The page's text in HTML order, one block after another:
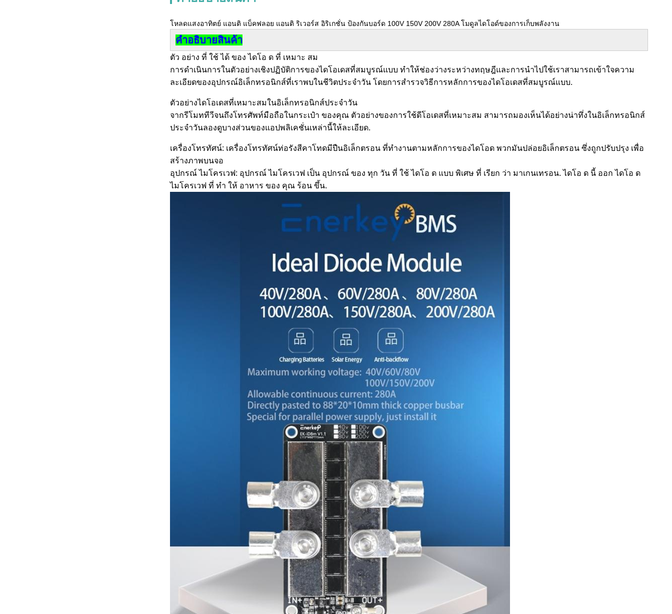
โหลดแสงอาทิตย์ แอนติ แบ็คฟลอย แอนติ ริเวอร์ส อิริเกชั่น ป้องกันบอร์ด 100V 150V 200V 280A โมดูลไดโอด์ของการเก็บพลังงาน
คําอธิบายสินค้า
ตัว อย่าง ที่ ใช้ ได้ ของ ไดโอ ด ที่ เหมาะ สม
การดําเนินการในตัวอย่างเชิงปฏิบัติการของไดโอเดสที่สมบูรณ์แบบ ทําให้ช่องว่างระหว่างทฤษฎีและการนําไปใช้เราสามารถเข้าใจความ
ละเอียดของอุปกรณ์อิเล็กทรอนิกส์ที่เราพบในชีวิตประจําวัน โดยการสํารวจวิธีการหลักการของไดโอเดสที่สมบูรณ์แบบ.
ตัวอย่างไดโอเดสที่เหมาะสมในอิเล็กทรอนิกส์ประจําวัน
จากรีโมททีวีจนถึงโทรศัพท์มือถือในกระเป๋า ของคุณ ตัวอย่างของการใช้ดีโอเดสที่เหมาะสม สามารถมองเห็นได้อย่างน่าทึ่งในอิเล็กทรอนิกส์
ประจําวันลองดูบางส่วนของแอปพลิเคชั่นเหล่านี้ให้ละเอียด.
เครื่องโทรทัศน์: เครื่องโทรทัศน์ท่อรังสีคาโทดมีปืนอิเล็กตรอน ที่ทํางานตามหลักการของไดโอด พวกมันปล่อยอิเล็กตรอน ซึ่งถูกปรับปรุง เพื่อ
สร้างภาพบนจอ
อุปกรณ์ ไมโครเวฟ: อุปกรณ์ ไมโครเวฟ เป็น อุปกรณ์ ของ ทุก วัน ที่ ใช้ ไดโอ ด แบบ พิเศษ ที่ เรียก ว่า มาเกนเทรอน. ไดโอ ด นี้ ออก ไดโอ ด
ไมโครเวฟ ที่ ทํา ให้ อาหาร ของ คุณ ร้อน ขึ้น.